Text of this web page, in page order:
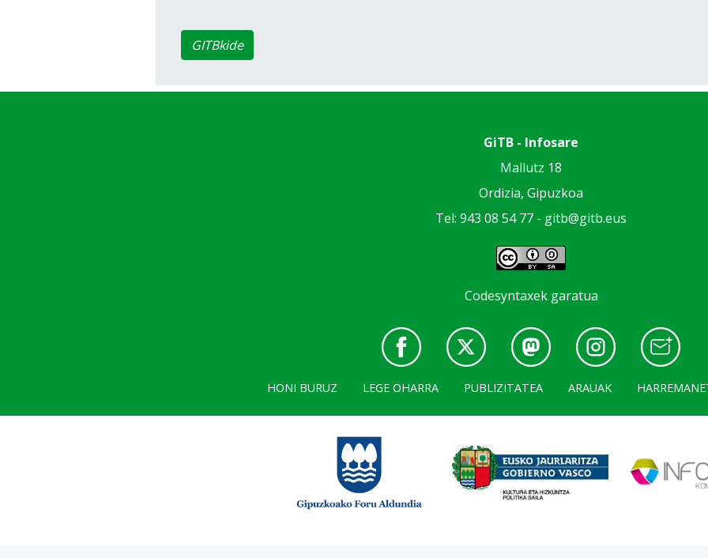
GITBkide
GiTB - Infosare
Mallutz 18
Ordizia, Gipuzkoa
Tel: 943 08 54 77 - gitb@gitb.eus
Codesyntaxek garatua
HONI BURUZ LEGE OHARRA PUBLIZITATEA ARAUAK